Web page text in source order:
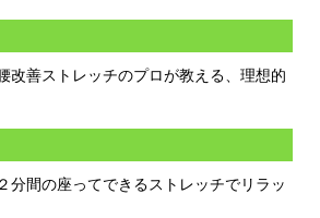
改善ストレッチのプロが教える、理想的
分間の座ってできるストレッチでリラッ